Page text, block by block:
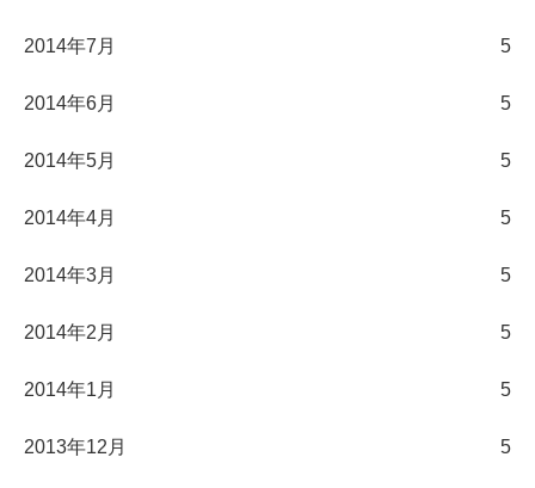
2014年7月 5
2014年6月 5
2014年5月 5
2014年4月 5
2014年3月 5
2014年2月 5
2014年1月 5
2013年12月 5